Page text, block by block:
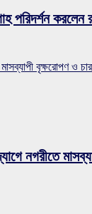
পরিদর্শন করলেন
বৃক্ষরোপণ ও
নগরীতে